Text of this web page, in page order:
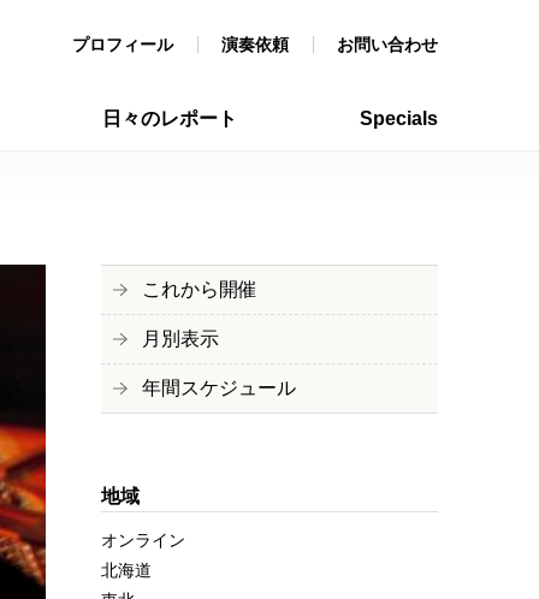
プロフィール 演奏依頼 お問い合わせ
日々のレポート Specials
これから開催
月別表示
年間スケジュール
地域
オンライン
北海道